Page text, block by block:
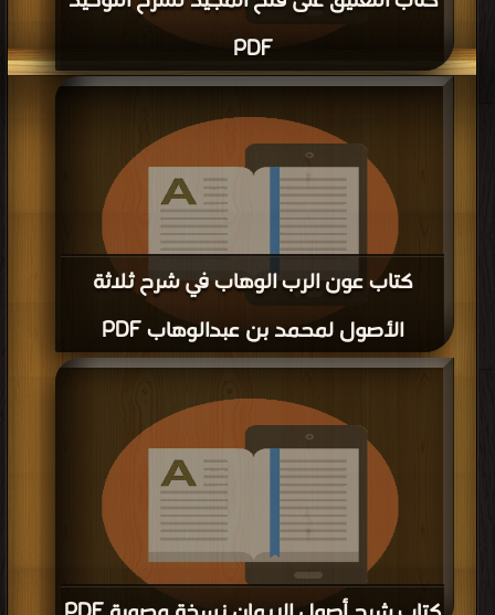
PDF
قراءة و تحميل كتاب كتاب التعليق على فتح المجيد لشرح التوحيد PDF مجانا | مكتبة
كتب في| التحميل : مرة/مرات
كتاب عون الرب الوهاب في شرح ثلاثة
الأصول لمحمد بن عبدالوهاب PDF
قراءة و تحميل كتاب كتاب عون الرب الوهاب في شرح ثلاثة الأصول لمحمد بن
كتب في Free Download